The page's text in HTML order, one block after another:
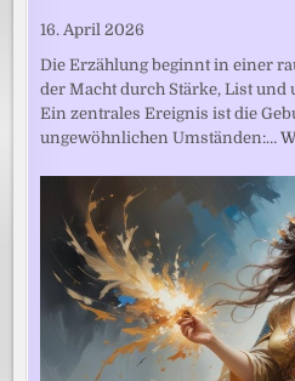
16. April 2026
Die Erzählung beginnt in einer
der Macht durch Stärke, List
Ein zentrales Ereignis ist die
ungewöhnlichen Umständen:…